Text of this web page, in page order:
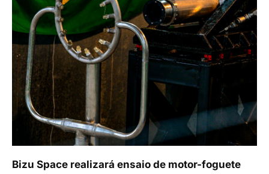
Bizu Space realizará ensaio de motor-foguete